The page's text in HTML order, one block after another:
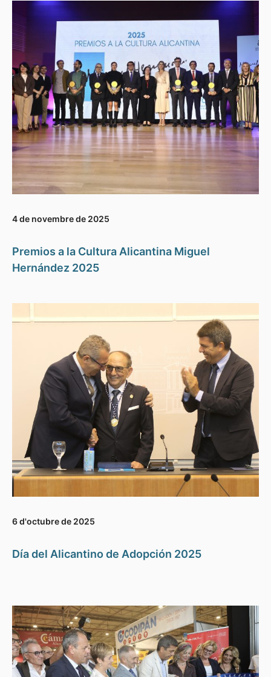
4 de novembre de 2025
Premios a la Cultura Alicantina Miguel
Hernández 2025
6 d'octubre de 2025
Día del Alicantino de Adopción 2025